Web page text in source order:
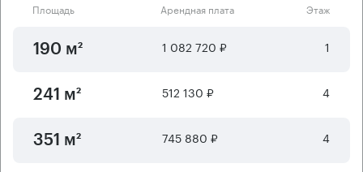
Площадь Арендная плата Этаж
190 м² 1 082 720 ₽ 1
241 м² 512 130 ₽ 4
351 м² 745 880 ₽ 4